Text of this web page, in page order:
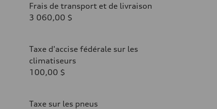
Frais de transport et de livraison
3 060,00 $
Taxe d'accise fédérale sur les
climatiseurs
100,00 $
Taxe sur les pneus